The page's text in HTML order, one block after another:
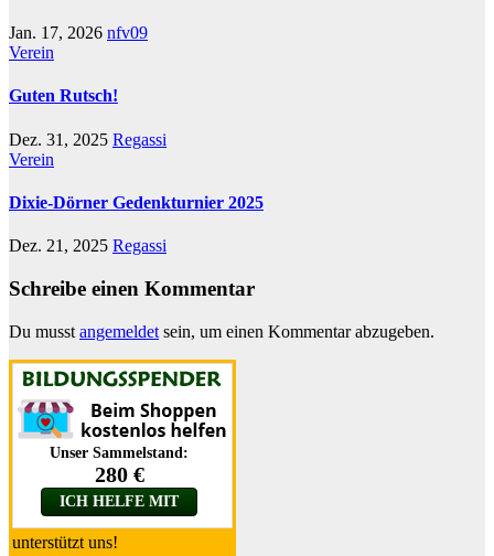
Jan. 17, 2026 nfv09
Verein
Guten Rutsch!
Dez. 31, 2025 Regassi
Verein
Dixie-Dörner Gedenkturnier 2025
Dez. 21, 2025 Regassi
Schreibe einen Kommentar
Du musst angemeldet sein, um einen Kommentar abzugeben.
unterstützt uns!